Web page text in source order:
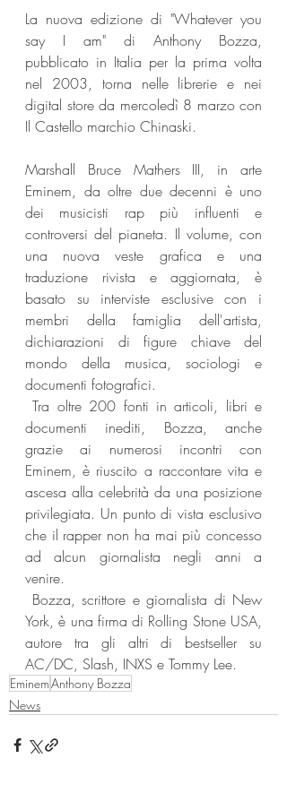
La nuova edizione di "Whatever you
say I am" di Anthony Bozza,
pubblicato in Italia per la prima volta
nel 2003, torna nelle librerie e nei
digital store da mercoledì 8 marzo con
Il Castello marchio Chinaski.
Marshall Bruce Mathers III, in arte
Eminem, da oltre due decenni è uno
dei musicisti rap più influenti e
controversi del pianeta. Il volume, con
una nuova veste grafica e una
traduzione rivista e aggiornata, è
basato su interviste esclusive con i
membri della famiglia dell'artista,
dichiarazioni di figure chiave del
mondo della musica, sociologi e
documenti fotografici.
Tra oltre 200 fonti in articoli, libri e
documenti inediti, Bozza, anche
grazie ai numerosi incontri con
Eminem, è riuscito a raccontare vita e
ascesa alla celebrità da una posizione
privilegiata. Un punto di vista esclusivo
che il rapper non ha mai più concesso
ad alcun giornalista negli anni a
venire.
York, è una firma di Rolling Stone USA,
autore tra gli altri di bestseller su
AC/DC, Slash, INXS e Tommy Lee.
EminemAnthony Bozza
News